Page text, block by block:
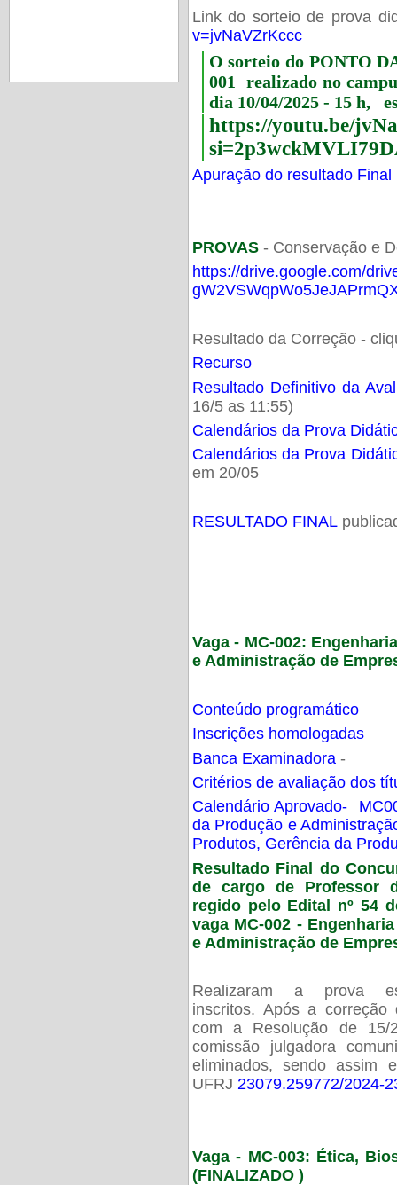
Link do sorteio de prova
v=jvNaVZrKccc
O sorteio do PONTO
001 realizado no
dia 10/04/2025 - 15 h,
https://youtu.be/
Apuração do resultado Final
PROVAS- Conservação e
https://drive.google.com/
Resultado da Correção -
Recurso
Resultado Definitivo da
16/5 as 11:55)
Calendários da Prova
Calendários da Prova
em 20/05
RESULTADO FINAL
Vaga - MC-002:
e Administração de
Conteúdo programático
Inscrições homologadas
Banca Examinadora -
Critérios de avaliação dos
Calendário Aprovado-
da Produção e
Produtos, Gerência da
Resultado Final do
de cargo de Professor
regido pelo Edital nº 54
vaga MC-002 -
e Administração de
Realizaram a prova
inscritos. Após a
com a Resolução de 15/
comissão julgadora
eliminados, sendo assim
UFRJ 23079.259772/2024-
Vaga - MC-003: Ética,
(FINALIZADO )